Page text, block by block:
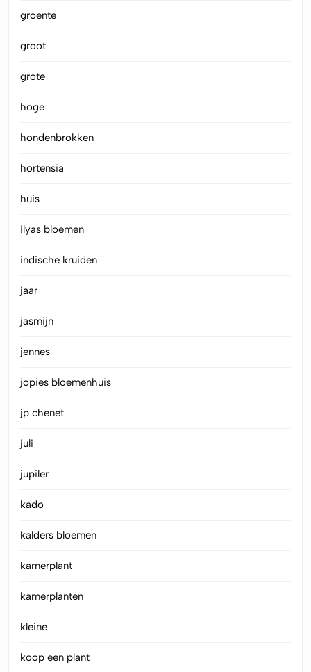
groente
groot
grote
hoge
hondenbrokken
hortensia
huis
ilyas bloemen
indische kruiden
jaar
jasmijn
jennes
jopies bloemenhuis
jp chenet
juli
jupiler
kado
kalders bloemen
kamerplant
kamerplanten
kleine
koop een plant